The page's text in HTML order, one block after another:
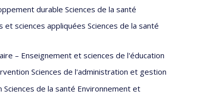
durable Sciences de la santé
sciences appliquées Sciences de la santé
– Enseignement et sciences de l'éducation
Sciences de l'administration et gestion
de la santé Environnement et